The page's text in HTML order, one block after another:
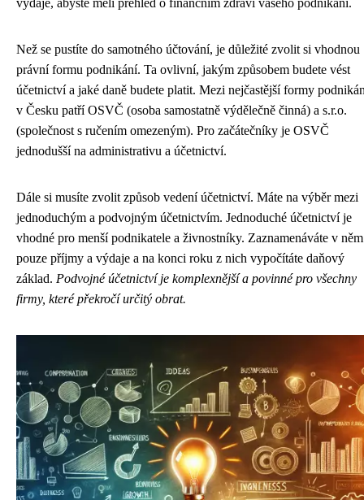
výdaje, abyste měli přehled o finančním zdraví vašeho podnikání.
Než se pustíte do samotného účtování, je důležité zvolit si vhodnou
právní formu podnikání. Ta ovlivní, jakým způsobem budete vést
účetnictví a jaké daně budete platit. Mezi nejčastější formy
v Česku patří OSVČ (osoba samostatně výdělečně činná) a s.r.o.
(společnost s ručením omezeným). Pro začátečníky je OSVČ
jednodušší na administrativu a účetnictví.
Dále si musíte zvolit způsob vedení účetnictví. Máte na výběr mezi
jednoduchým a podvojným účetnictvím. Jednoduché účetnictví je
vhodné pro menší podnikatele a živnostníky. Zaznamenáváte v něm
pouze příjmy a výdaje a na konci roku z nich vypočítáte daňový
základ. Podvojné účetnictví je komplexnější a povinné pro všechny
firmy, které překročí určitý obrat.